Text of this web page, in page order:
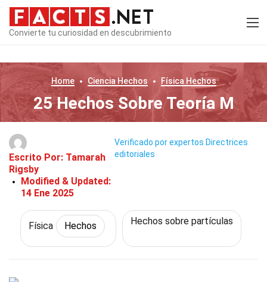
Convierte tu curiosidad en descubrimiento
Home Ciencia Hechos Física Hechos
25 Hechos Sobre Teoría M
Escrito Por: Tamarah
Rigsby
Modified & Updated:
14 Ene 2025
Verificado por expertos Directrices
editoriales
Física Hechos Hechos sobre partículas